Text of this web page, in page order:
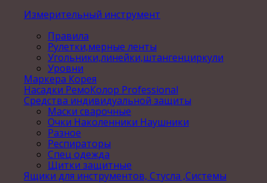
Измерительный инструмент
Правила
Рулетки,мерные ленты
Угольники,линейки,штангенциркули
Уровни
Маркера Корея
Насадки РемоКолор Professional
Средства индивидуальной защиты
Маски сварочные
Очки Наколенники Наушники
Разное
Респираторы
Спец одежда
Щитки защитные
Ящики для инструментов, Стусла ,Системы